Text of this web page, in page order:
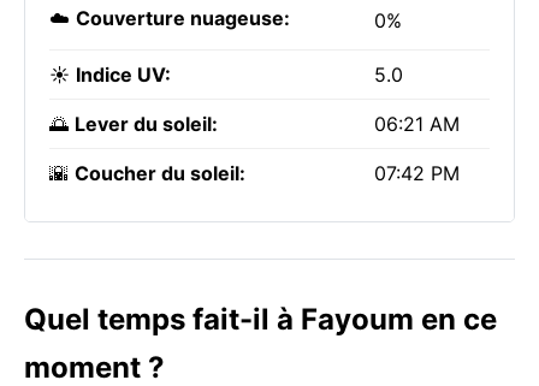
☁️ Couverture nuageuse: 0%
☀️ Indice UV: 5.0
🌅 Lever du soleil: 06:21 AM
🌇 Coucher du soleil: 07:42 PM
Quel temps fait-il à Fayoum en ce
moment ?